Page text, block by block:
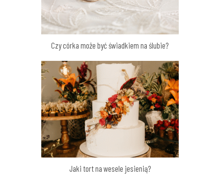
Czy córka może być świadkiem na ślubie?
Jaki tort na wesele jesienią?